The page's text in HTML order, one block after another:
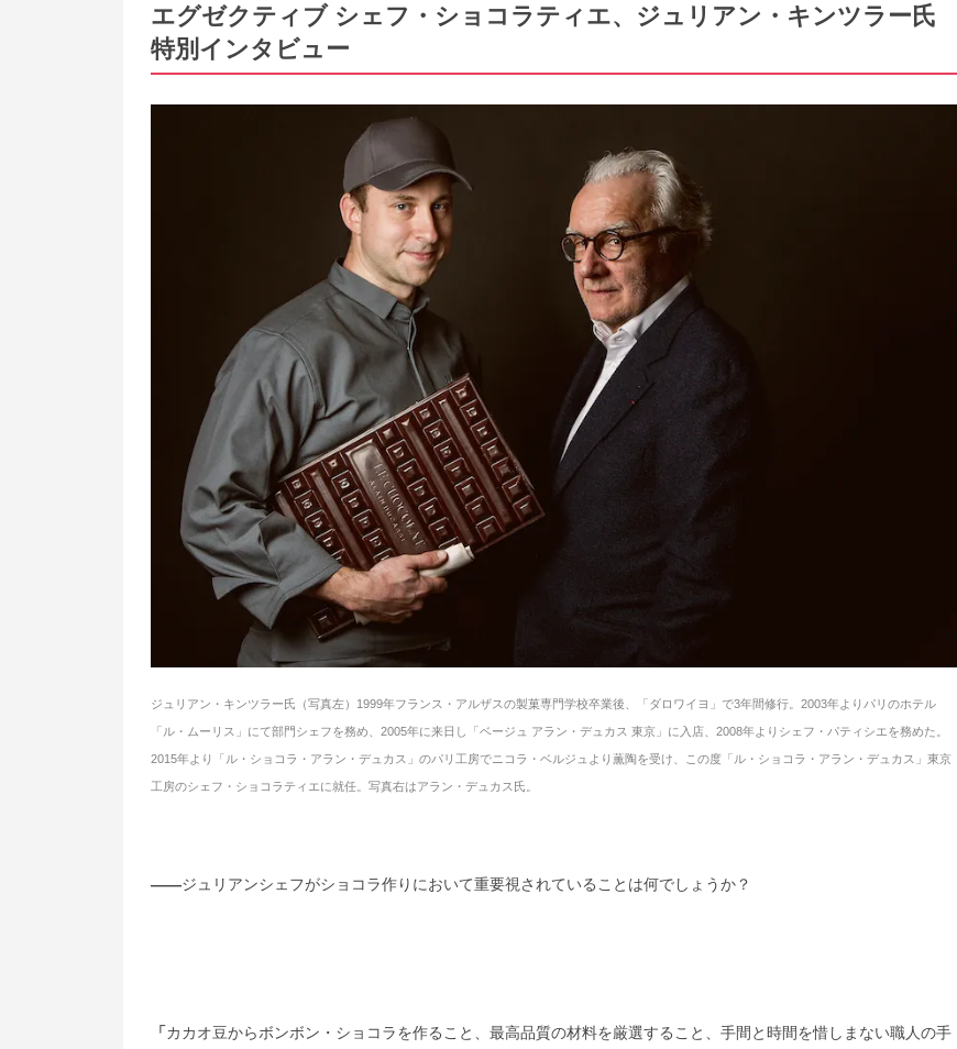
エグゼクティブ シェフ・ショコラティエ、ジュリアン・キンツラー氏
特別インタビュー
ジュリアン・キンツラー氏（写真左）1999年フランス・アルザスの製菓専門学校卒業後、「ダロワイヨ」で3年間修行。2003年よりパリのホテル
「ル・ムーリス」にて部門シェフを務め、2005年に来日し「ベージュ アラン・デュカス 東京」に入店、2008年よりシェフ・パティシエを務めた。
2015年より「ル・ショコラ・アラン・デュカス」のパリ工房でニコラ・ベルジュより薫陶を受け、この度「ル・ショコラ・アラン・デュカス」東京
工房のシェフ・ショコラティエに就任。写真右はアラン・デュカス氏。
――ジュリアンシェフがショコラ作りにおいて重要視されていることは何でしょうか？
「カカオ豆からボンボン・ショコラを作ること、最高品質の材料を厳選すること、手間と時間を惜しまない職人の手